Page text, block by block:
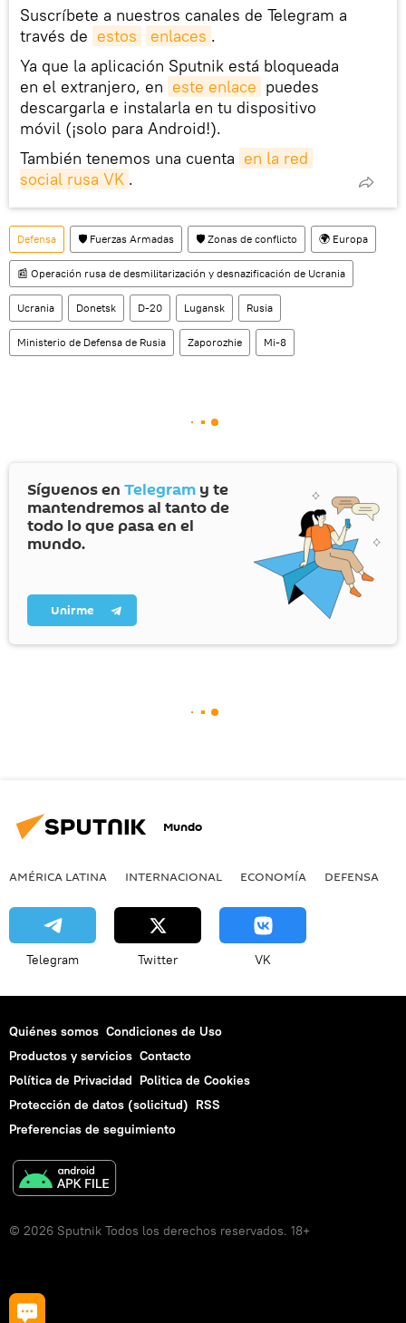
Suscríbete a nuestros canales de Telegram a
través de estos enlaces .
Ya que la aplicación Sputnik está bloqueada
en el extranjero, en este enlace puedes
descargarla e instalarla en tu dispositivo
móvil (¡solo para Android!).
También tenemos una cuenta en la red
social rusa VK .
Defensa 🛡️ Fuerzas Armadas 🛡️ Zonas de conflicto 🌍 Europa
📰 Operación rusa de desmilitarización y desnazificación de Ucrania
Ucrania Donetsk D-20 Lugansk Rusia
Ministerio de Defensa de Rusia Zaporozhie Mi-8
Síguenos en Telegram y te
mantendremos al tanto de
todo lo que pasa en el
mundo.
Unirme
Mundo
AMÉRICA LATINA INTERNACIONAL ECONOMÍA DEFENSA
Telegram Twitter VK
Quiénes somos Condiciones de Uso
Productos y servicios Contacto
Política de Privacidad Politica de Cookies
Protección de datos (solicitud) RSS
Preferencias de seguimiento
© 2026 Sputnik Todos los derechos reservados. 18+